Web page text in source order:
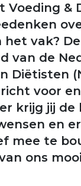
Voeding &
vak? De
van de
Diëtisten
voor
krijg jij de
en
mee te
ons